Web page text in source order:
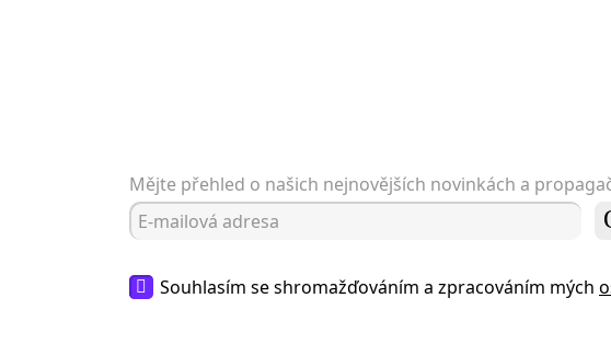
Mějte přehled o našich nejnovějších novinkách a
Souhlasím se shromažďováním a zpracováním mých